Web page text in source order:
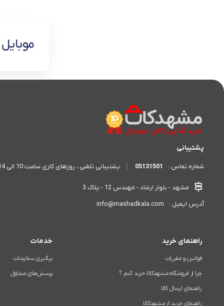
موبایل
پشتیبانی
شماره تماس : 05131501 پشتیبانی تلفنی ، روزهای کاری ساعت 10 الی 14 - 17 الی 20
مشهد - بلوار ارشاد - مهندس 12 - پلاک 3
آدرس ایمیل :
info@mashadkala.com
راهنمای خرید
قوانین و مقررات
چرا از فروشگاه مشهدکالا خرید کنم ؟
راهنمای ارسال کالا
راهنمای خرید از مشهدکالا
خدمات
پیگیری سفارشات
پرسش‌های متداول